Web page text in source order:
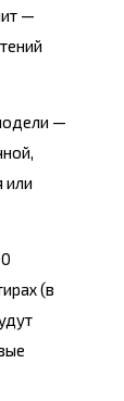
—
—
или
(в